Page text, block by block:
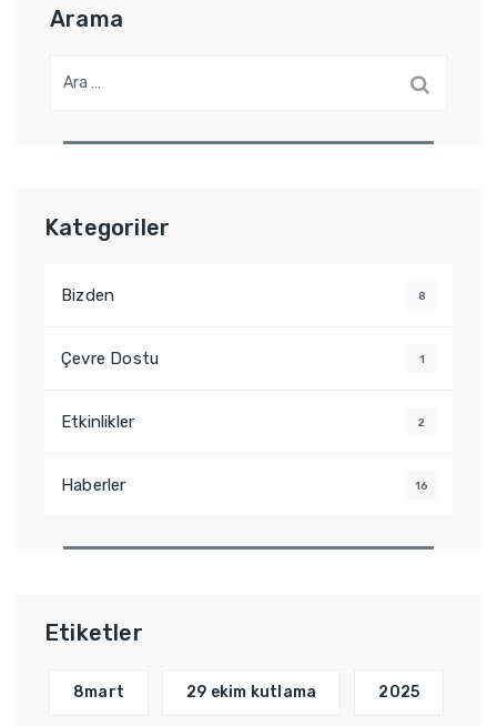
Arama
:
Kategoriler
Bizden 8
Çevre Dostu 1
Etkinlikler 2
Haberler 16
Etiketler
8mart 29 ekim kutlama 2025